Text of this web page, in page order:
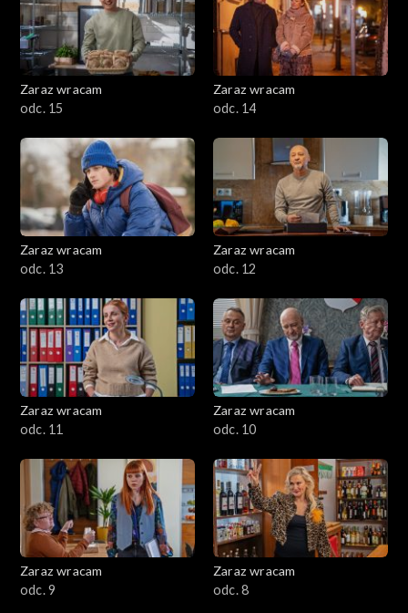
Zaraz wracam
odc. 15
Zaraz wracam
odc. 14
Zaraz wracam
odc. 13
Zaraz wracam
odc. 12
Zaraz wracam
odc. 11
Zaraz wracam
odc. 10
Zaraz wracam
odc. 9
Zaraz wracam
odc. 8